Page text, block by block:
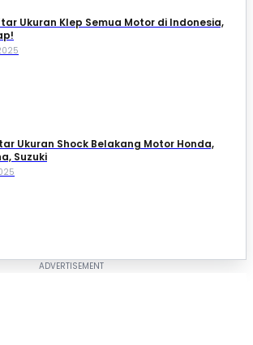
Ukuran Klep Semua Motor di Indonesia,
Ukuran Shock Belakang Motor Honda,
Suzuki​